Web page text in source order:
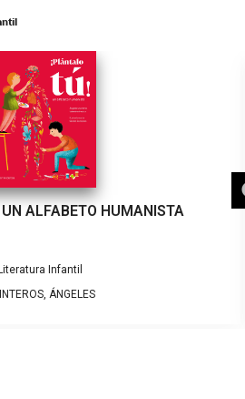
ALFABETO HUMANISTA
Literatura Infantil
ÁNGELES